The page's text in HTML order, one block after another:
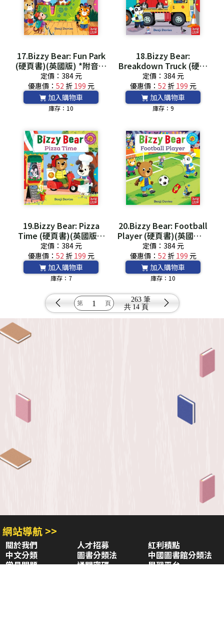
17.Bizzy Bear: Fun Park
(硬頁書)(英國版) *附音檔
QRCode*
定價：384 元
優惠價： 52 折 199 元
加入購物車
庫存：10
18.Bizzy Bear:
Breakdown Truck (硬頁
書)(英國版) *附音檔
QRCode*
定價：384 元
優惠價： 52 折 199 元
加入購物車
庫存：9
19.Bizzy Bear: Pizza
Time (硬頁書)(英國版)*
附音檔QRCode*
定價：384 元
優惠價： 52 折 199 元
加入購物車
庫存：7
20.Bizzy Bear: Football
Player (硬頁書)(英國版)*
附音檔QRCode*
定價：384 元
優惠價： 52 折 199 元
加入購物車
庫存：10
共
263 筆
14 頁
網站導航 >>
關於我們 人才招募
紅利積點
中文分類
圖書分類法
中國圖書館分類法
常見問題
通關密碼
學習平台